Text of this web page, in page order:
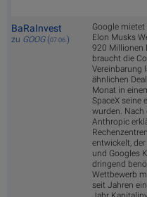
BaRaInvest
zu GOOG(07.06.)
Google mietet
Elon Musks
920 Millionen
braucht die
Vereinbarung
ähnlichen
Monat in
SpaceX seine
wurden. Nach
Anthropic
entwickelt,
und Googles
dringend
Wettbewerb
seit Jahren